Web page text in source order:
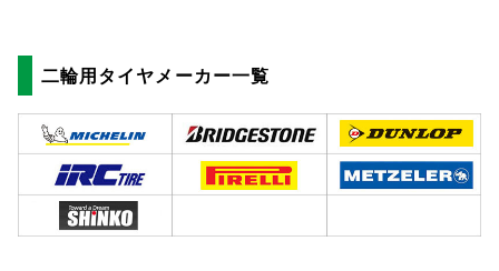
二輪用タイヤメーカー一覧